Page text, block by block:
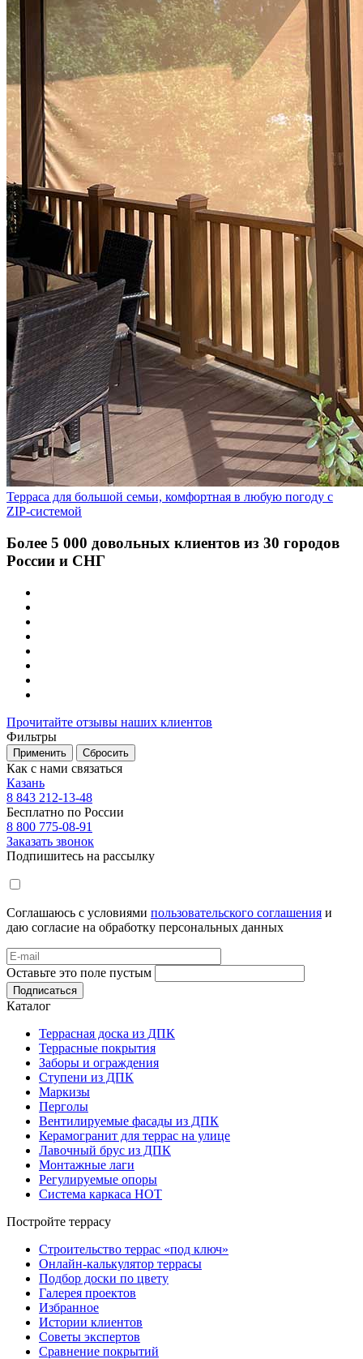
Терраса для большой семьи, комфортная в любую погоду с
ZIP-системой
Более 5 000 довольных клиентов из 30 городов
России и СНГ
Прочитайте отзывы наших клиентов
Фильтры
Применить Сбросить
Как с нами связаться
Казань
8 843 212-13-48
Бесплатно по России
8 800 775-08-91
Заказать звонок
Подпишитесь на рассылку
Соглашаюсь с условиями пользовательского соглашения и
даю согласие на обработку персональных данных
Оставьте это поле пустым
Подписаться
Каталог
Террасная доска из ДПК
Террасные покрытия
Заборы и ограждения
Ступени из ДПК
Маркизы
Перголы
Вентилируемые фасады из ДПК
Керамогранит для террас на улице
Лавочный брус из ДПК
Монтажные лаги
Регулируемые опоры
Система каркаса НОТ
Постройте террасу
Строительство террас «под ключ»
Онлайн-калькулятор террасы
Подбор доски по цвету
Галерея проектов
Избранное
Истории клиентов
Советы экспертов
Сравнение покрытий